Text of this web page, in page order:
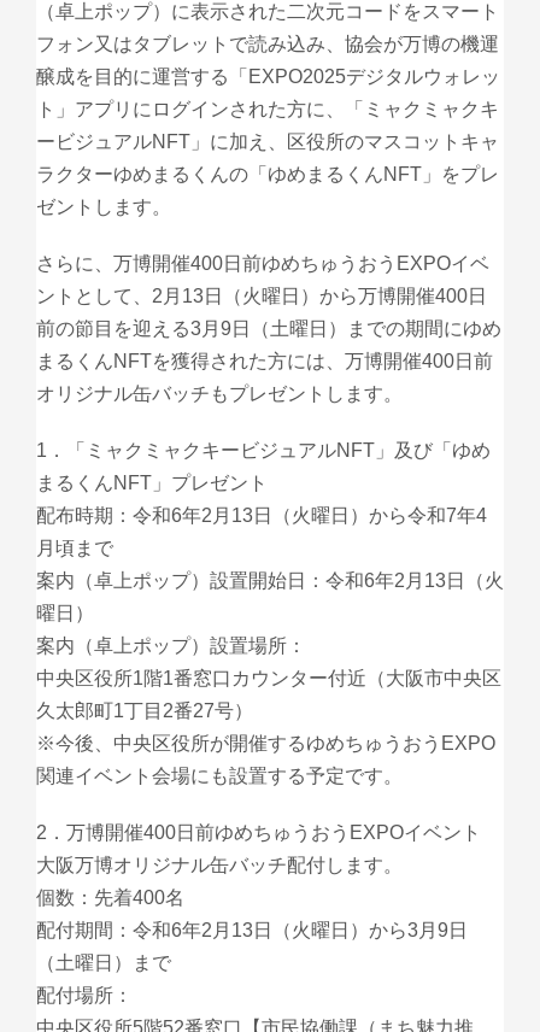
（卓上ポップ）に表示された二次元コードをスマート
フォン又はタブレットで読み込み、協会が万博の機運
醸成を目的に運営する「EXPO2025デジタルウォレッ
ト」アプリにログインされた方に、「ミャクミャクキ
ービジュアルNFT」に加え、区役所のマスコットキャ
ラクターゆめまるくんの「ゆめまるくんNFT」をプレ
ゼントします。
さらに、万博開催400日前ゆめちゅうおうEXPOイベ
ントとして、2月13日（火曜日）から万博開催400日
前の節目を迎える3月9日（土曜日）までの期間にゆめ
まるくんNFTを獲得された方には、万博開催400日前
オリジナル缶バッチもプレゼントします。
1．「ミャクミャクキービジュアルNFT」及び「ゆめ
まるくんNFT」プレゼント
配布時期：令和6年2月13日（火曜日）から令和7年4
月頃まで
案内（卓上ポップ）設置開始日：令和6年2月13日（火
曜日）
案内（卓上ポップ）設置場所：
中央区役所1階1番窓口カウンター付近（大阪市中央区
久太郎町1丁目2番27号）
※今後、中央区役所が開催するゆめちゅうおうEXPO
関連イベント会場にも設置する予定です。
2．万博開催400日前ゆめちゅうおうEXPOイベント
大阪万博オリジナル缶バッチ配付します。
個数：先着400名
配付期間：令和6年2月13日（火曜日）から3月9日
（土曜日）まで
配付場所：